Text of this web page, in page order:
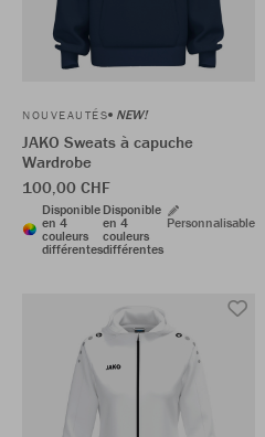
NOUVEAUTÉS NEW!
JAKO Sweats à capuche
Wardrobe
100,00 CHF
Disponible
en 4
couleurs
différentes
Disponible
en 4
couleurs
différentes
Personnalisable